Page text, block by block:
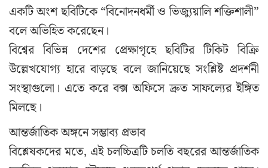
একটি অংশ ছবিটিকে “বিনোদনধর্মী ও ভিজ্যুয়ালি শক্তিশালী”
বলে অভিহিত করেছেন।
বিশ্বের বিভিন্ন দেশের প্রেক্ষাগৃহে ছবিটির টিকিট বিক্রি
উল্লেখযোগ্য হারে বাড়ছে বলে জানিয়েছে সংশ্লিষ্ট প্রদর্শনী
সংস্থাগুলো। এতে করে বক্স অফিসে দ্রুত সাফল্যের ইঙ্গিত
মিলছে।
আন্তর্জাতিক অঙ্গনে সম্ভাব্য প্রভাব
বিশ্লেষকদের মতে, এই চলচ্চিত্রটি চলতি বছরের আন্তর্জাতিক